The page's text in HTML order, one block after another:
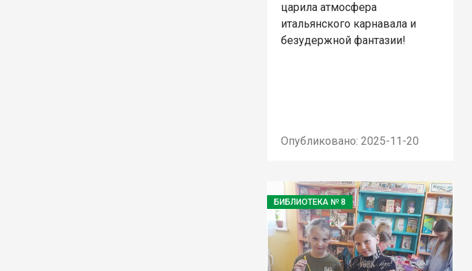
царила атмосфера
итальянского карнавала и
безудержной фантазии!
Опубликовано: 2025-11-20
БИБЛИОТЕКА № 8